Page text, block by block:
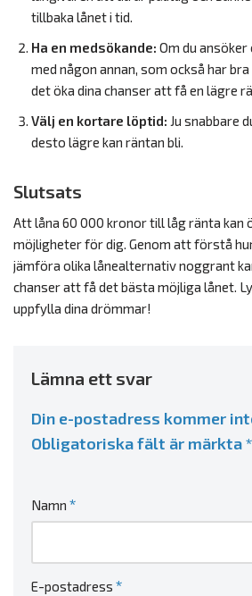
tillbaka lånet i tid.
Ha en medsökande: Om du
med någon annan, som också har
det öka dina chanser att få en lägre
Välj en kortare löptid: Ju snabbare
desto lägre kan räntan bli.
Slutsats
Att låna 60 000 kronor till låg ränta kan
möjligheter för dig. Genom att förstå
jämföra olika lånealternativ noggrant
chanser att få det bästa möjliga lånet.
uppfylla dina drömmar!
Lämna ett svar
Din e-postadress kommer
Obligatoriska fält är märkta*
Namn *
E-postadress *